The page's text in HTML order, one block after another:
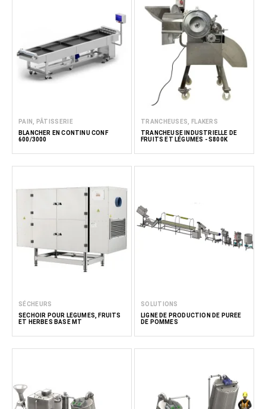
PAIN, PÂTISSERIE
BLANCHER EN CONTINU CONF
600/3000
TRANCHEUSES, FLAKERS
TRANCHEUSE INDUSTRIELLE DE
FRUITS ET LÉGUMES - S800K
SÉCHEURS
SÉCHOIR POUR LÉGUMES, FRUITS
ET HERBES BASE MT
SOLUTIONS
LIGNE DE PRODUCTION DE PURÉE
DE POMMES